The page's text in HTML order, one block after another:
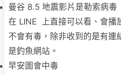
曼谷 8.5 地震影片是勒索病毒
在 LINE 上直接可以看、會播
不會有毒，除非收到的是有連
是釣魚網站。
早安圖會中毒